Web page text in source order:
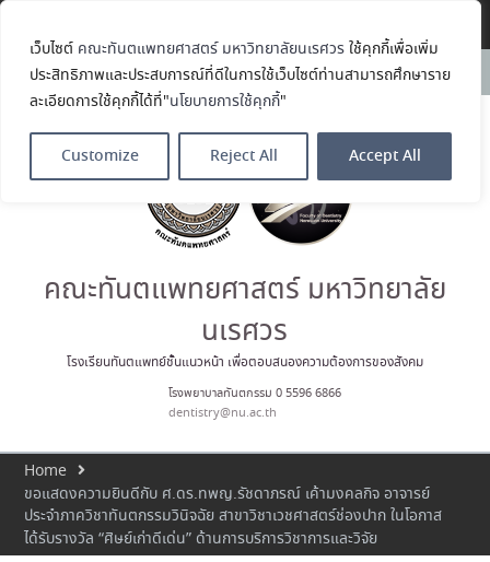
เว็บไซต์ คณะทันตแพทยศาสตร์ มหาวิทยาลัยนเรศวร ใช้คุกกี้เพื่อเพิ่ม
ประสิทธิภาพและประสบการณ์ที่ดีในการใช้เว็บไซต์ท่านสามารถศึกษาราย
ละเอียดการใช้คุกกี้ได้ที่"นโยบายการใช้คุกกี้"
Customize Reject All Accept All
News:
คณะทันตแพทยศาสตร์
มหาวิทยาลัยนเรศวร ร่วมออกบูธ
ประชาสัมพันธ์ หลักสูตรทันตแพทย
ประกาศนียบัตรผู้ช่วยทันตแพทย์
ในโครงการ Open House 2026
ตน ค้นหาตัวเอง
ประกาศคณะทันตแพทยศาสตร์
มหาวิทยาลัยนเรศวร เรื่อง ผู้ผ่าน
การสอบแข่งขันเข้าเป็นพนักงาน
ราชการ (เงินรายได้) ตำแหน่ง ผู้
ประมวลภาพบรรยากาศกิจกรรม
Dent Connect Board Game
2569 ณ คณะทันแพทยศาสตร์
คณะทันตแพทยศาสตร์ มหาวิทยาลัย
นเรศวร
โรงเรียนทันตแพทย์ชั้นแนวหน้า เพื่อตอบสนองความต้องการของสังคม
โรงพยาบาลทันตกรรม 0 5596 6866
dentistry@nu.ac.th
Home
ขอแสดงความยินดีกับ ศ.ดร.ทพญ.รัชดาภรณ์ เค้ามงคลกิจ อาจารย์
ประจำภาควิชาทันตกรรมวินิจฉัย สาขาวิชาเวชศาสตร์ช่องปาก ในโอกาส
ได้รับรางวัล “ศิษย์เก่าดีเด่น” ด้านการบริการวิชาการและวิจัย